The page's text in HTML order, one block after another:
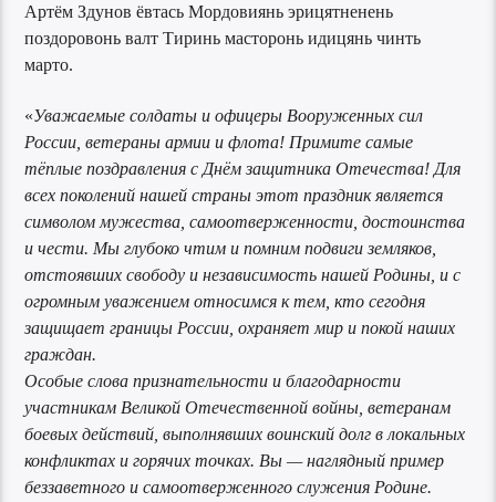
Артём Здунов ёвтась Мордовиянь эрицятненень
поздоровонь валт Тиринь масторонь идицянь чинть
марто.
«Уважаемые солдаты и офицеры Вооруженных сил
России, ветераны армии и флота! Примите самые
тёплые поздравления с Днём защитника Отечества! Для
всех поколений нашей страны этот праздник является
символом мужества, самоотверженности, достоинства
и чести. Мы глубоко чтим и помним подвиги земляков,
отстоявших свободу и независимость нашей Родины, и с
огромным уважением относимся к тем, кто сегодня
защищает границы России, охраняет мир и покой наших
граждан.
Особые слова признательности и благодарности
участникам Великой Отечественной войны, ветеранам
боевых действий, выполнявших воинский долг в локальных
конфликтах и горячих точках. Вы — наглядный пример
беззаветного и самоотверженного служения Родине.